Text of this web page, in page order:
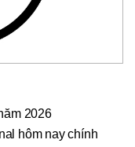
2026
hôm nay chính